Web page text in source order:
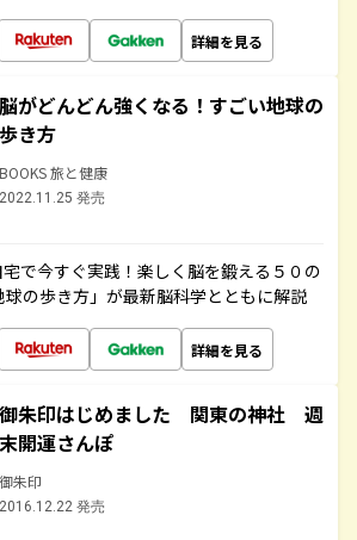
詳細を見る
脳がどんどん強くなる！すごい地球の
歩き方
BOOKS 旅と健康
2022.11.25 発売
で今すぐ実践！楽しく脳を鍛える５０の
球の歩き方」が最新脳科学とともに解説
詳細を見る
御朱印はじめました 関東の神社 週
末開運さんぽ
御朱印
2016.12.22 発売